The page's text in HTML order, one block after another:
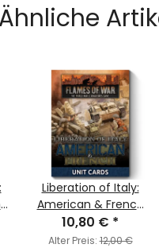
Ähnliche
Liberation of Italy:
American & French
Unit Cards
10,80 € *
Alter Preis:12,00 €